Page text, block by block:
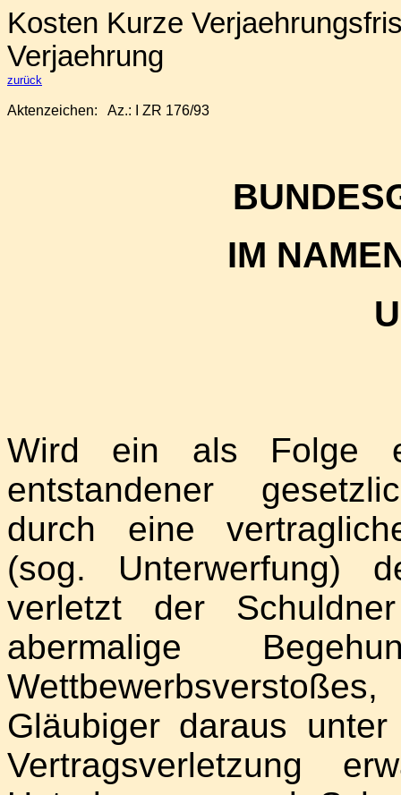
Kosten Kurze
Verjaehrung
zurück
Aktenzeichen: Az.: I ZR 176/93
IM
Wird ein als Folge
entstandener
durch eine
(sog. Unterwerfung)
verletzt der
abermalige
Gläubiger daraus
Vertragsverletzung